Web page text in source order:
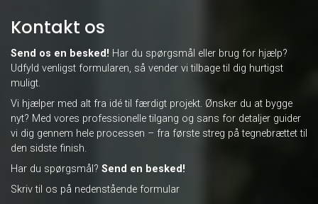
Kontakt os
Send os en besked! Har du spørgsmål eller brug for hjælp?
Udfyld venligst formularen, så vender vi tilbage til dig hurtigst
muligt.
Vi hjælper med alt fra idé til færdigt projekt. Ønsker du at bygge
nyt? Med vores professionelle tilgang og sans for detaljer guider
vi dig gennem hele processen – fra første streg på tegnebrættet til
den sidste finish.
Har du spørgsmål? Send en besked!
Skriv til os på nedenstående formular